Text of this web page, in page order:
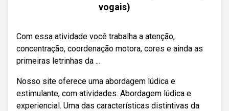
vogais)
Com essa atividade você trabalha a atenção,
concentração, coordenação motora, cores e ainda as
primeiras letrinhas da ...
Nosso site oferece uma abordagem lúdica e
estimulante, com atividades. Abordagem lúdica e
experiencial. Uma das características distintivas da